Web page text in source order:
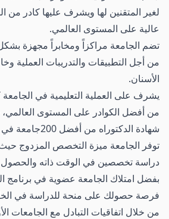
لغير المتقنين لها ويشرف عليها كادر من
عالية على المستوى العالمي.
تضم الجامعة مراكزاً ومخابراً مجهزة
من أجل التطبيقات والتدريبات
الأسنان.
يشرف على العملية التعليمية في
من أفضل الكوادر على المستوى
شهادة الدكتوراه من أفضل 200جامعة في العالم.
توفر الجامعة ميزة التخصص المزدوج
دراسة تخصصين في الوقت ذاته والحصول
بفضل امتلاك الجامعة عضوية في برنامج
فرصة حصولك على منحة للدراسة في
من خلال اتفاقيات التبادل مع الجامعات